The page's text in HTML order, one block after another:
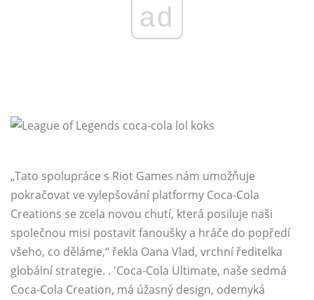
ad
„Tato spolupráce s Riot Games nám umožňuje
pokračovat ve vylepšování platformy Coca-Cola
Creations se zcela novou chutí, která posiluje naši
společnou misi postavit fanoušky a hráče do popředí
všeho, co děláme,“ řekla Oana Vlad, vrchní ředitelka
globální strategie. . 'Coca-Cola Ultimate, naše sedmá
Coca-Cola Creation, má úžasný design, odemyká